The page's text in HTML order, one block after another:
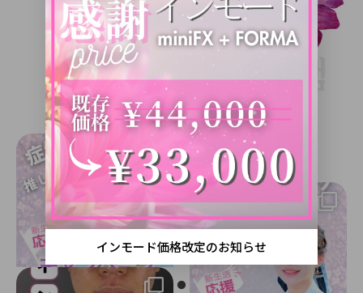
INSTAGRAM
インモード価格改定のお知らせ